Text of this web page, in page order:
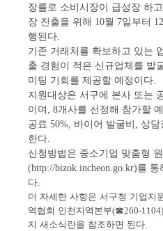
장률로 소비시장이 급성장 하
장 진출을 위해 10월 7일부터 12
행된다
기존 거래처를 확보하고 있는
출 경험이 적은 신규업체를 발
미팅 기회를 제공할 예정이다
지원대상은 서구에 본사 또는
이며
, 8개사를 선정해 참가할
공료 50%, 바이어 발굴비 상담
한다
신청방법은 중소기업 맞춤형
(http://bizok.incheon.go.kr)를 통
다
더 자세한 사항은 서구청 기업지
역협회 인천지역본부(☎260-1104)
지 새소식란을 참조하면 된다